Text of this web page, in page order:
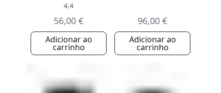
4.4
56,00 €
Adicionar ao
carrinho
96,00 €
Adicionar ao
carrinho